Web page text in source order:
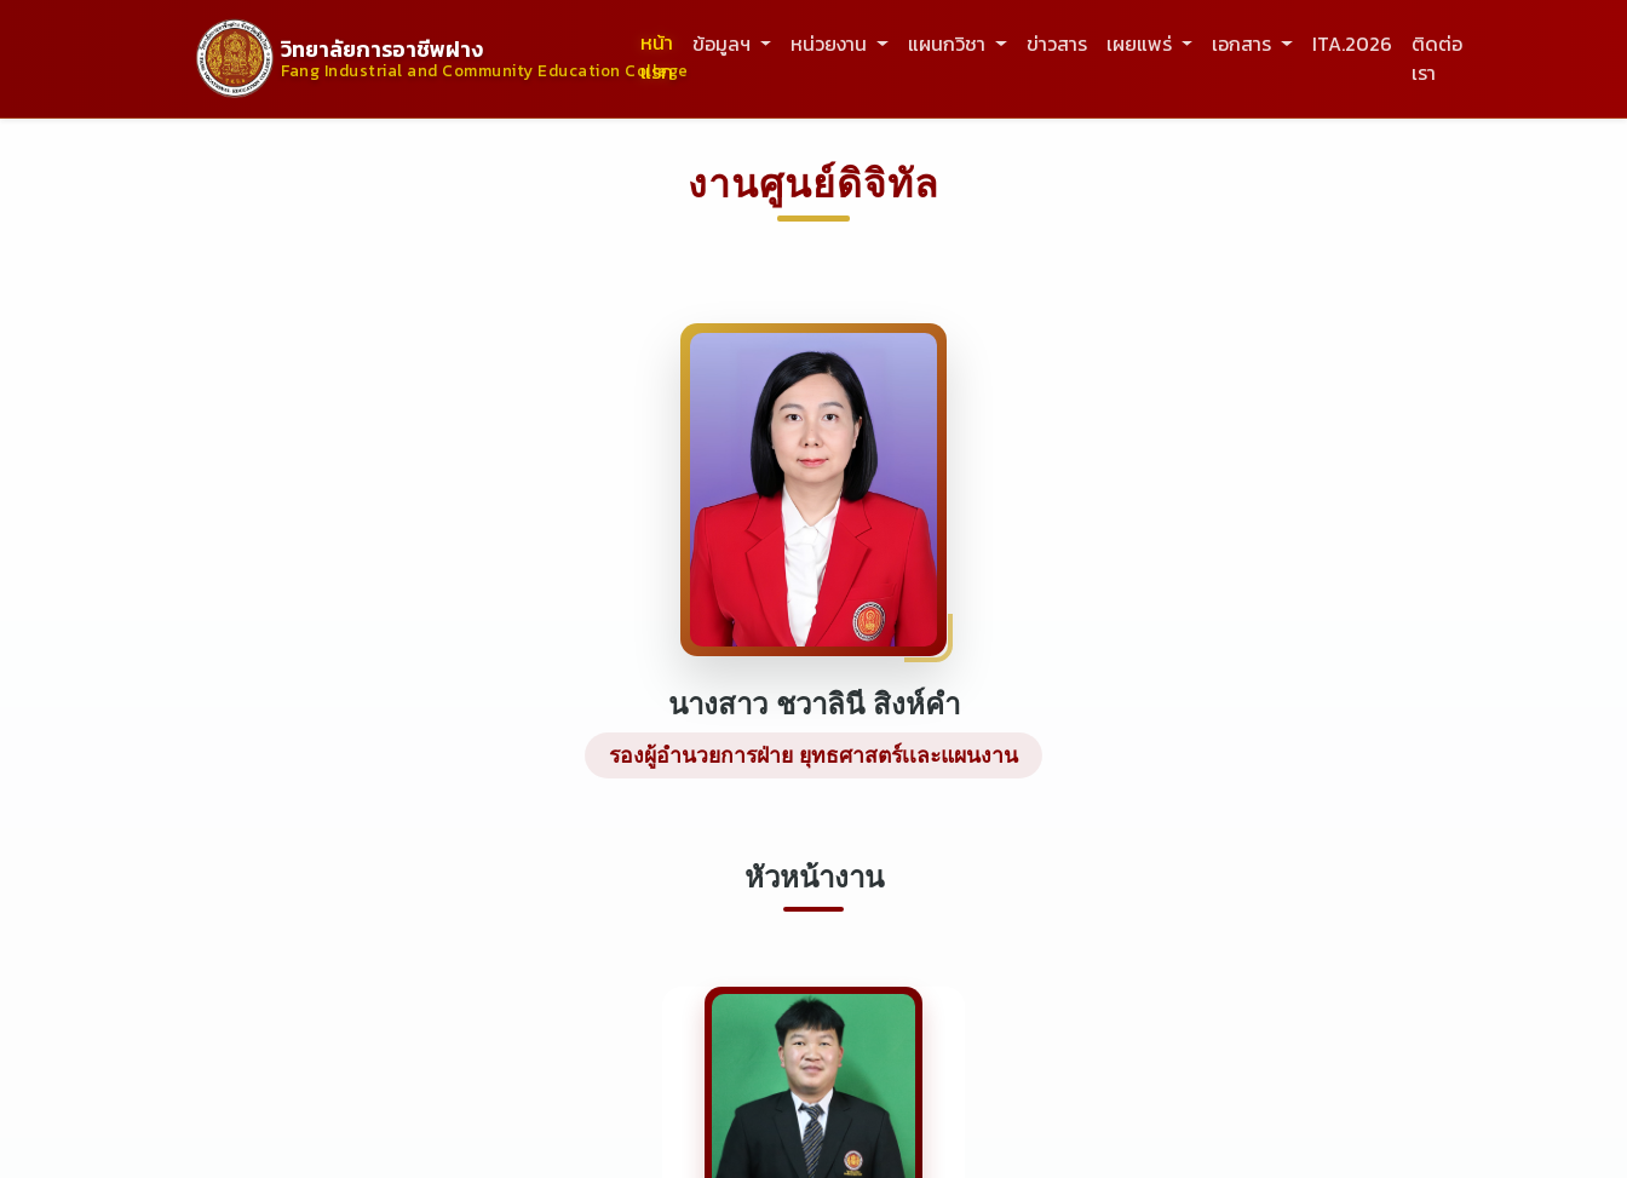
วิทยาลัยการอาชีพฝาง
Fang Industrial and Community Education College
หน้า
แรก
ข้อมูลฯ หน่วยงาน แผนกวิชา ข่าวสาร เผยแพร่ เอกสาร ITA.2026
ติดต่อ
เรา
งานศูนย์ดิจิทัล
นางสาว ชวาลินี สิงห์คำ
รองผู้อำนวยการฝ่าย ยุทธศาสตร์เเละแผนงาน
หัวหน้างาน